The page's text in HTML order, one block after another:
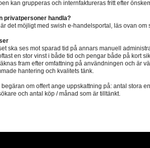
kan grupperas och internfaktureras fritt efter
privatpersoner handla?
är det möjligt med swish e-handelsportal, läs ovan om
ska ses mot sparad tid på annars manuell
en stor vinst i både tid och pengar både på kort
fram efter omfattning på användningen och är
hantering och kvalitets tänk.
begäran om offert ange uppskattning på: antal stora
och antal köp / månad som är tilltänkt.